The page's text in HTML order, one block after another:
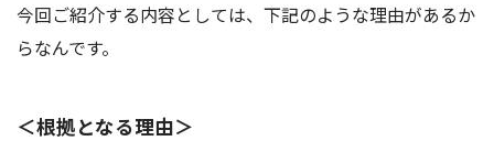
今回ご紹介する内容としては、下記のような理由があるか
らなんです。
＜根拠となる理由＞